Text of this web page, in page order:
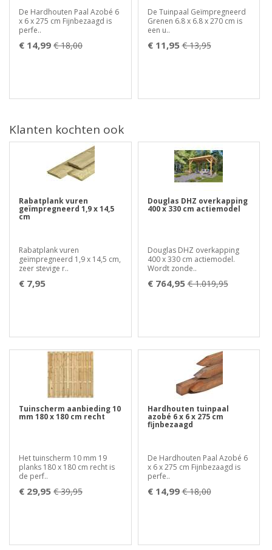
De Hardhouten Paal Azobé 6
x 6 x 275 cm Fijnbezaagd is
perfe..
€ 14,99 € 18,00
De Tuinpaal Geïmpregneerd
Grenen 6.8 x 6.8 x 270 cm is
een u..
€ 11,95 € 13,95
Klanten kochten ook
Rabatplank vuren
geïmpregneerd 1,9 x 14,5
cm
Rabatplank vuren
geïmpregneerd 1,9 x 14,5 cm,
zeer stevige r..
€ 7,95
Douglas DHZ overkapping
400 x 330 cm actiemodel
Douglas DHZ overkapping
400 x 330 cm actiemodel.
Wordt zonde..
€ 764,95 € 1.019,95
Tuinscherm aanbieding 10
mm 180 x 180 cm recht
Het tuinscherm 10 mm 19
planks 180 x 180 cm recht is
de perf..
€ 29,95 € 39,95
Hardhouten tuinpaal
azobé 6 x 6 x 275 cm
fijnbezaagd
De Hardhouten Paal Azobé 6
x 6 x 275 cm Fijnbezaagd is
perfe..
€ 14,99 € 18,00